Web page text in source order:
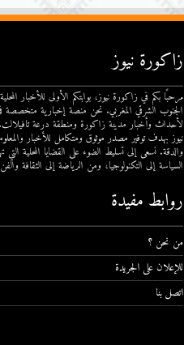
زاكورة نيوز
مرحبًا بكم في زاكورة نيوز، بوابتكم الأولى للأخبار
الجنوب الشرقي المغربي. نحن منصة إخبارية متخصصة
لأحداث وأخبار مدينة زاكورة ومنطقة درعة
نيوز بهدف توفير مصدر موثوق ومتكامل للأخبار
والدقة. نسعى إلى تسليط الضوء على القضايا المحلية التي
السياسة إلى التكنولوجيا، ومن الرياضة إلى الثقافة
روابط مفيدة
من نحن ؟
للإعلان على الجريدة
اتصل بنا